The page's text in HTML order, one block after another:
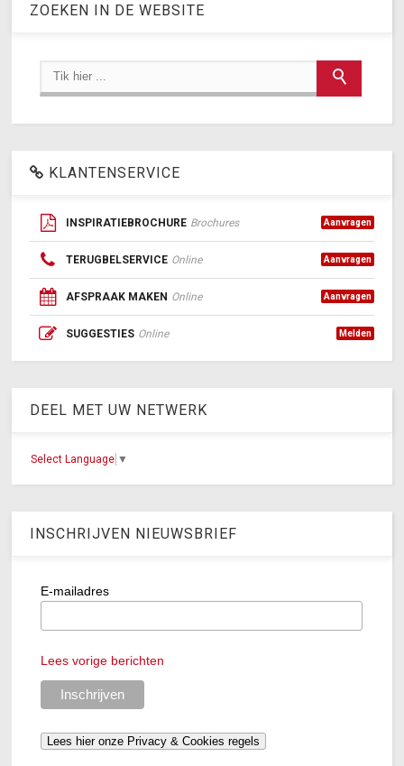
ZOEKEN IN DE WEBSITE
KLANTENSERVICE
INSPIRATIEBROCHURE Brochures Aanvragen
TERUGBELSERVICE Online Aanvragen
AFSPRAAK MAKEN Online Aanvragen
SUGGESTIES Online Melden
DEEL MET UW NETWERK
Select Language ▼
INSCHRIJVEN NIEUWSBRIEF
E-mailadres
Lees vorige berichten